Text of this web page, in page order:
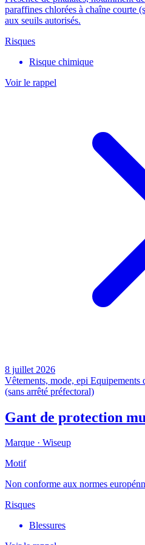
paraffines chlorées à chaîne courte
aux seuils autorisés.
Risques
Risque chimique
Voir le rappel
8 juillet 2026
Vêtements, mode, epi
(sans arrêté préfectoral)
Gant de protection
Marque · Wiseup
Motif
Non conforme aux normes
Risques
Blessures